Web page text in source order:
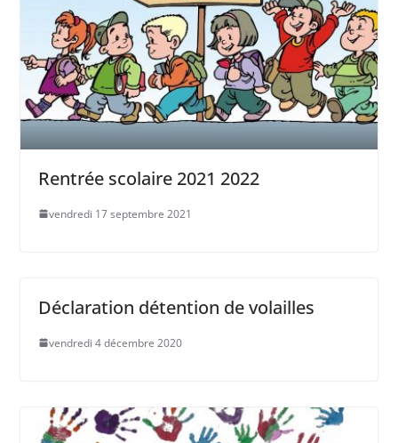
Rentrée scolaire 2021 2022
vendredi 17 septembre 2021
Déclaration détention de volailles
vendredi 4 décembre 2020